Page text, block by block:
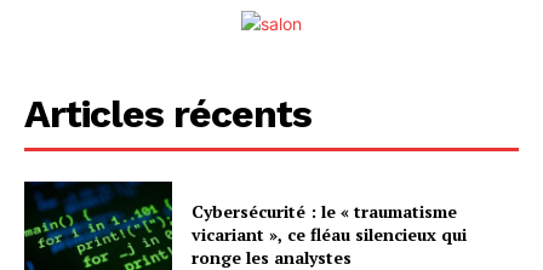
Articles récents
Cybersécurité : le « traumatisme
vicariant », ce fléau silencieux qui
ronge les analystes